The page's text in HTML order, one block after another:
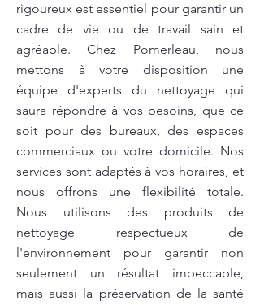
rigoureux est essentiel pour garantir un
cadre de vie ou de travail sain et
agréable. Chez Pomerleau, nous
mettons à votre disposition une
équipe d'experts du nettoyage qui
saura répondre à vos besoins, que ce
soit pour des bureaux, des espaces
commerciaux ou votre domicile. Nos
services sont adaptés à vos horaires, et
nous offrons une flexibilité totale.
Nous utilisons des produits de
nettoyage respectueux de
l'environnement pour garantir non
seulement un résultat impeccable,
mais aussi la préservation de la santé